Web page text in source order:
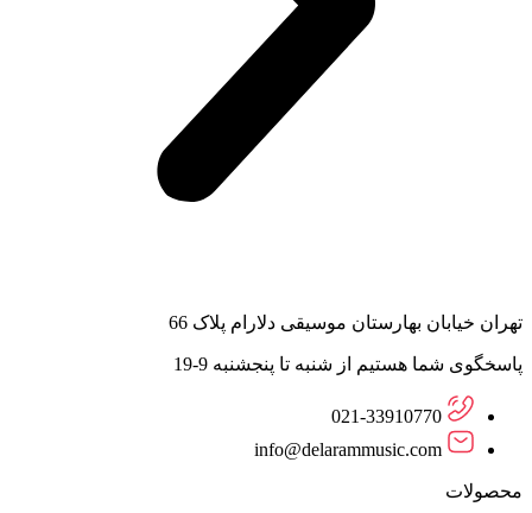
تهران خیابان بهارستان موسیقی دلارام پلاک 66
پاسخگوی شما هستیم از شنبه تا پنجشنبه 9-19
021-33910770
info@delarammusic.com
محصولات